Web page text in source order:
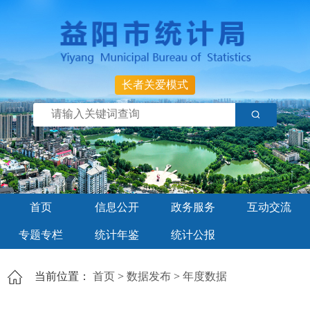
长者关爱模式
首页 信息公开 政务服务 互动交流
专题专栏 统计年鉴 统计公报
当前位置： 首页 > 数据发布 > 年度数据